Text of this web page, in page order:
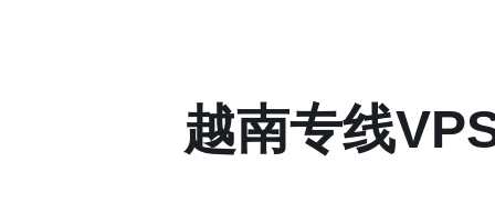
越南专线